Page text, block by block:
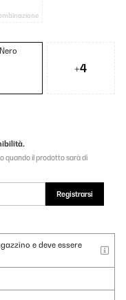
Nero
+4
quando il prodotto sarà di
Registrarsi
e deve essere